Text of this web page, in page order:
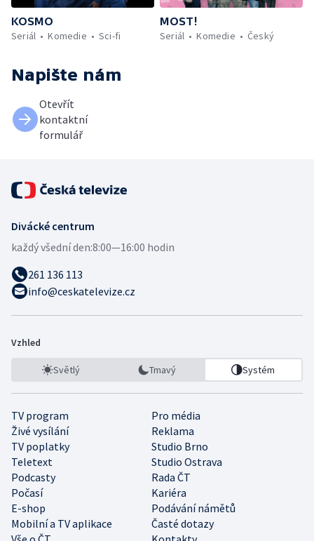
KOSMO
Seriál
Komedie Sci-fi
MOST!
Seriál
Komedie Český
Napište nám
Otevřít
kontaktní
formulář
Divácké centrum
každý všední den:8:00—16:00 hodin
261 136 113
info@ceskatelevize.cz
Vzhled
Světlý Tmavý Systém
TV program
Pro média
Živé vysílání
Reklama
TV poplatky
Studio Brno
Teletext
Studio Ostrava
Podcasty
Rada ČT
Počasí
Kariéra
E-shop
Podávání námětů
Mobilní a TV aplikace
Časté dotazy